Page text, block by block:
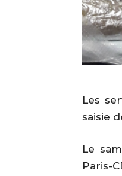
Les
saisie
Le
Paris-